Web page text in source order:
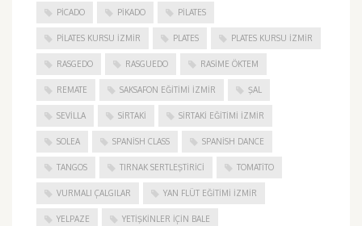
PICADO PIKADO PILATES
PILATES KURSU İZMIR PLATES PLATES KURSU İZMIR
RASGEDO RASGUEDO RASIME ÖKTEM
REMATE SAKSAFON EĞITIMI İZMIR ŞAL
SEVILLA SIRTAKI SIRTAKI EĞITIMI İZMIR
SOLEA SPANISH CLASS SPANISH DANCE
TANGOS TIRNAK SERTLEŞTIRICI TOMATITO
VURMALI ÇALGILAR YAN FLÜT EĞITIMI İZMIR
YELPAZE YETIŞKINLER IÇIN BALE